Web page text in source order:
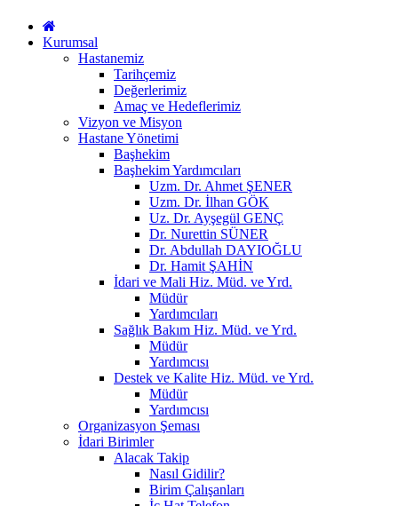
Kurumsal
Hastanemiz
Tarihçemiz
Değerlerimiz
Amaç ve Hedeflerimiz
Vizyon ve Misyon
Hastane Yönetimi
Başhekim
Başhekim Yardımcıları
Uzm. Dr. Ahmet ŞENER
Uzm. Dr. İlhan GÖK
Uz. Dr. Ayşegül GENÇ
Dr. Nurettin SÜNER
Dr. Abdullah DAYIOĞLU
Dr. Hamit ŞAHİN
İdari ve Mali Hiz. Müd. ve Yrd.
Müdür
Yardımcıları
Sağlık Bakım Hiz. Müd. ve Yrd.
Müdür
Yardımcısı
Destek ve Kalite Hiz. Müd. ve Yrd.
Müdür
Yardımcısı
Organizasyon Şeması
İdari Birimler
Alacak Takip
Nasıl Gidilir?
Birim Çalışanları